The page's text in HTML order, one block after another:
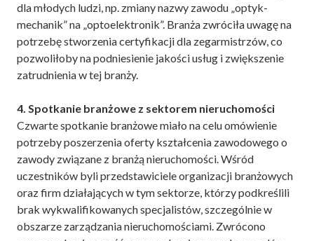
dla młodych ludzi, np. zmiany nazwy zawodu „optyk-
mechanik” na „optoelektronik”. Branża zwróciła uwagę na
potrzebę stworzenia certyfikacji dla zegarmistrzów, co
pozwoliłoby na podniesienie jakości usług i zwiększenie
zatrudnienia w tej branży.
4. Spotkanie branżowe z sektorem nieruchomości
Czwarte spotkanie branżowe miało na celu omówienie
potrzeby poszerzenia oferty kształcenia zawodowego o
zawody związane z branżą nieruchomości. Wśród
uczestników byli przedstawiciele organizacji branżowych
oraz firm działających w tym sektorze, którzy podkreślili
brak wykwalifikowanych specjalistów, szczególnie w
obszarze zarządzania nieruchomościami. Zwrócono